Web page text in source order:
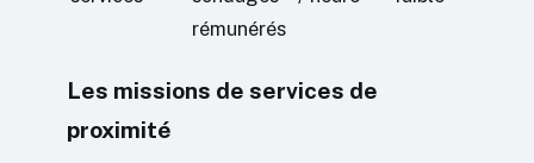
rémunérés
Les missions de services de
proximité